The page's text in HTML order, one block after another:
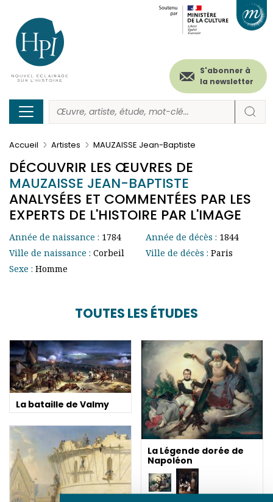
contenu
principal
Menu
secondaire
(header)
S'abonner à
la newsletter
Accueil Artistes MAUZAISSE Jean-Baptiste
DÉCOUVRIR LES ŒUVRES DE
MAUZAISSE JEAN-BAPTISTE
ANALYSÉES ET COMMENTÉES PAR LES
EXPERTS DE L'HISTOIRE PAR L'IMAGE
Année de naissance : 1784
Ville de naissance : Corbeil
Sexe : Homme
Année de décès : 1844
Ville de décès : Paris
TOUTES LES ÉTUDES
La bataille de Valmy
La Légende dorée de
Napoléon